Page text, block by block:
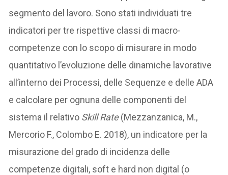
segmento del lavoro. Sono stati individuati tre
indicatori per tre rispettive classi di macro-
competenze con lo scopo di misurare in modo
quantitativo l’evoluzione delle dinamiche lavorative
all’interno dei Processi, delle Sequenze e delle ADA
e calcolare per ognuna delle componenti del
sistema il relativo Skill Rate(Mezzanzanica, M.,
Mercorio F., Colombo E. 2018), un indicatore per la
misurazione del grado di incidenza delle
competenze digitali, soft e hard non digital (o